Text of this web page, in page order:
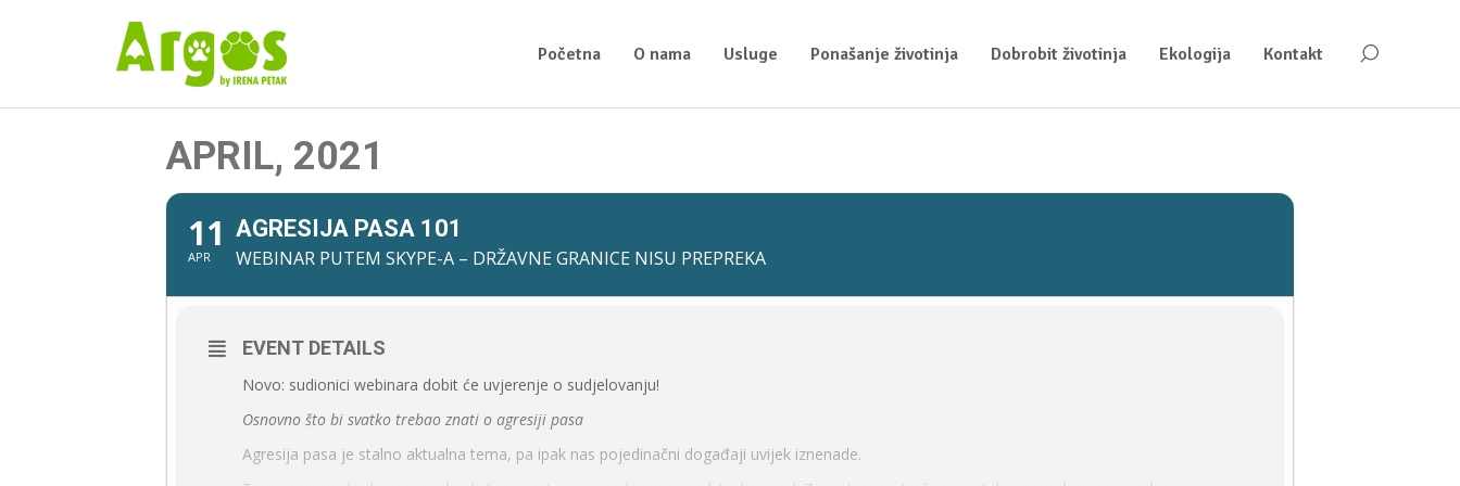
Početna O nama Usluge Ponašanje životinja Dobrobit životinja Ekologija Kontakt
APRIL, 2021
11
APR
AGRESIJA PASA 101
WEBINAR PUTEM SKYPE-A – DRŽAVNE GRANICE NISU PREPREKA
EVENT DETAILS
Novo: sudionici webinara dobit će uvjerenje o sudjelovanju!
Osnovno što bi svatko trebao znati o agresiji pasa
Agresija pasa je stalno aktualna tema, pa ipak nas pojedinačni događaji uvijek iznenade.